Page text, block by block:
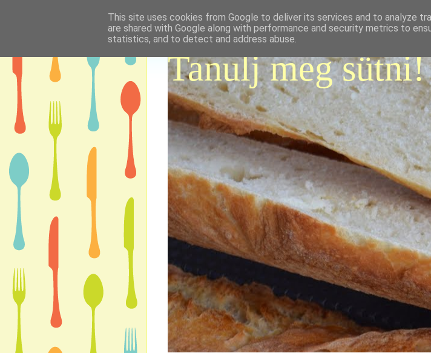
Tanulj meg sütni!
This site uses cookies from Google to deliver its services and to analyze
are shared with Google along with performance and security metrics to
statistics, and to detect and address abuse.